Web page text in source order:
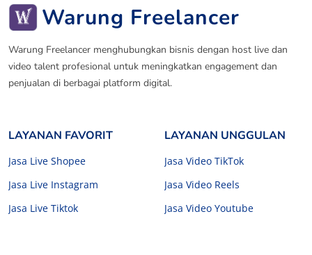
Warung Freelancer
Warung Freelancer menghubungkan bisnis dengan host live dan
video talent profesional untuk meningkatkan engagement dan
penjualan di berbagai platform digital.
LAYANAN FAVORIT
Jasa Live Shopee
Jasa Live Instagram
Jasa Live Tiktok
LAYANAN UNGGULAN
Jasa Video TikTok
Jasa Video Reels
Jasa Video Youtube